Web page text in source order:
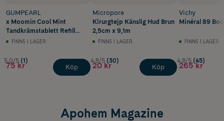
GUMPEARL
x Moomin Cool Mint
Tandkrämstablett Refill
124 st
FINNS I LAGER
5.0/5 (1)
75 kr Köp
Micropore
Kirurgtejp Känslig Hud Brun
2,5cm x 9,1m
FINNS I LAGER
4.8/5 (30)
20 kr Köp
Vichy
Minéral 89
FINNS I LAGER
4.8/5 (45)
265 kr
Apohem Magazine